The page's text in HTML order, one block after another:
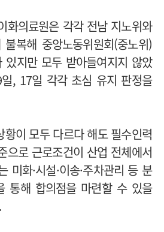
화의료원은 각각 전남 지노위와
복해 중앙노동위원회(중노위)
지만 모두 받아들여지지 않았
, 17일 각각 초심 유지 판정을
황이 모두 다르다 해도 필수인력
으로 근로조건이 산업 전체에서
미화·시설·이송·주차관리 등 분
통해 합의점을 마련할 수 있을